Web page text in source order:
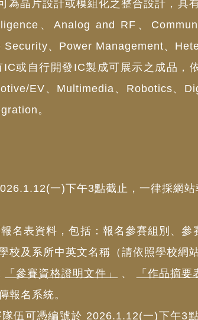
為晶片設計或模組化之整合設計，
、Analog and RF、
Security、Power Management、
IC或自行開發IC製成可展示之成品
EV、Multimedia、Robotics、
。
一)下午3點截止，一律採網站
名表資料，包括：報名參賽組別、
校及系所中英文名稱（請依照學校
「參賽資格證明文件」 、 「作品摘要
報名系統。
伍可憑編號於 2026.1.12(一)下午3